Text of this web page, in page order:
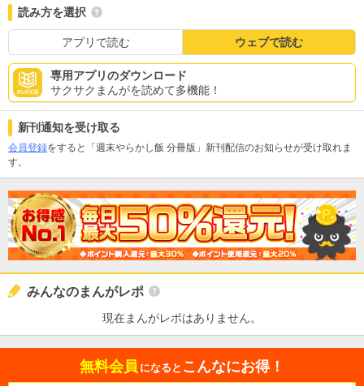
読み方を選択
アプリで読む ウェブで読む
専用アプリのダウンロード
サクサクまんがを読めて多機能！
新刊通知を受け取る
会員登録をすると「週末やらかし飯 分冊版」新刊配信のお知らせが受け取れま
す。
みんなのまんがレポ
現在まんがレポはありません。
無料会員 になると こんなにお得！